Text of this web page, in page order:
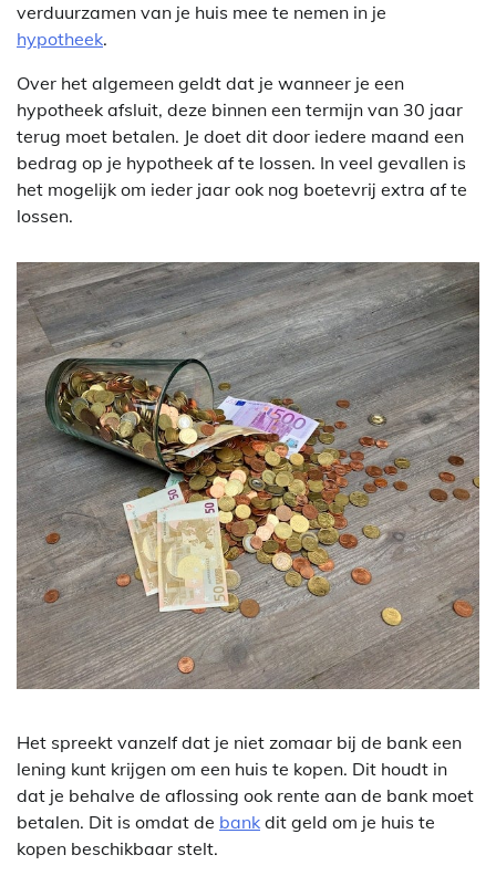
verduurzamen van je huis mee te nemen in je
hypotheek.
Over het algemeen geldt dat je wanneer je een
hypotheek afsluit, deze binnen een termijn van 30 jaar
terug moet betalen. Je doet dit door iedere maand een
bedrag op je hypotheek af te lossen. In veel gevallen is
het mogelijk om ieder jaar ook nog boetevrij extra af te
lossen.
Het spreekt vanzelf dat je niet zomaar bij de bank een
lening kunt krijgen om een huis te kopen. Dit houdt in
dat je behalve de aflossing ook rente aan de bank moet
betalen. Dit is omdat de bank dit geld om je huis te
kopen beschikbaar stelt.